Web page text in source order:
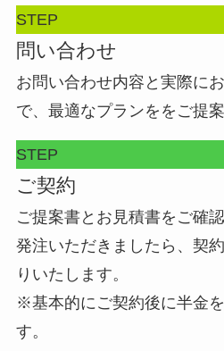
STEP
問い合わせ
お問い合わせ内容と実際に
で、最適なプランををご提案
STEP
ご契約
ご提案書とお見積書をご確
発注いただきましたら、契
りいたします。
※基本的にご契約後に半金
す。